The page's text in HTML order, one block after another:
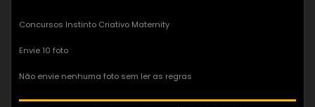
Concursos Instinto Criativo Maternity
Envie 10 foto
Não envie nenhuma foto sem ler as regras